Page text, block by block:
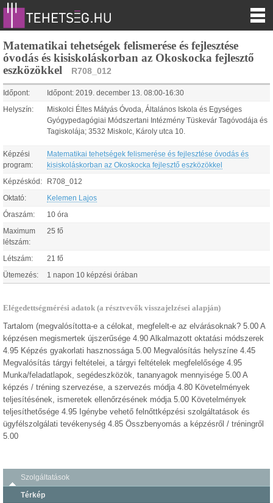
Matematikai tehetségek felismerése és fejlesztése
óvodás és kisiskoláskorban az Okoskocka fejlesztő
eszközökkel
R708_012
Időpont: Időpont: 2019. december 13 08:00-16:30
Helyszín:
Miskolci Éltes Mátyás Óvoda, Általános Iskola és Egységes
Gyógypedagógiai Módszertani Intézmény Tüskevár Tagóvodája és
Tagiskolája; 3532 Miskolc, Károly utca 10.
Képzési
program:
Matematikai tehetségek felismerése és fejlesztése óvodás és
kisiskoláskorban az Okoskocka fejlesztő eszközökkel
Képzéskód: R708_012
Oktató: Kelemen Lajos
Óraszám: 10 óra
Maximum
létszám:
25 fő
Létszám: 21 fő
Ütemezés: 1 napon 10 képzési órában
Elégedettségmérési adatok (a résztvevők visszajelzései alapján)
Tartalom (megvalósította-e a célokat, megfelelt-e az elvárásoknak? 5.00 A
képzésen megismertek újszerűsége 4.90 Alkalmazott oktatási módszerek
4.95 Képzés gyakorlati hasznossága 5.00 Megvalósítás helyszíne 4.45
Megvalósítás tárgyi feltételei, a tárgyi feltételek megfelelősége 4.95
Munka/feladatlapok, segédeszközök, tananyagok mennyisége 5.00 A
képzés / tréning szervezése, a szervezés módja 4.80 Követelmények
teljesítésének, ismeretek ellenőrzésének módja 5.00 Követelmények
teljesíthetősége 4.95 Igénybe vehető felnőttképzési szolgáltatások és
ügyfélszolgálati tevékenység 4.85 Összbenyomás a képzésről / tréningről
5.00
Szolgáltatások
Térkép